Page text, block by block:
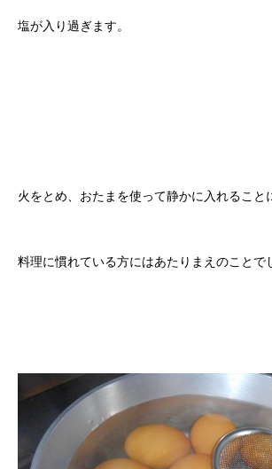
塩が入り過ぎます。
火をとめ、おたまを使って静かに入れること
料理に慣れている方にはあたりまえのことで